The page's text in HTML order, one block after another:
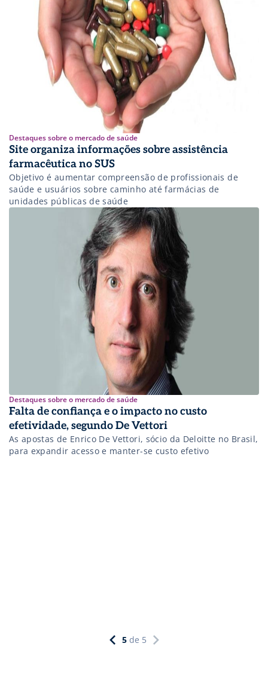
Destaques sobre o mercado de saúde
Site organiza informações sobre assistência
farmacêutica no SUS
Objetivo é aumentar compreensão de profissionais de
saúde e usuários sobre caminho até farmácias de
unidades públicas de saúde
Destaques sobre o mercado de saúde
Falta de confiança e o impacto no custo
efetividade, segundo De Vettori
As apostas de Enrico De Vettori, sócio da Deloitte no Brasil,
para expandir acesso e manter-se custo efetivo
5 de 5